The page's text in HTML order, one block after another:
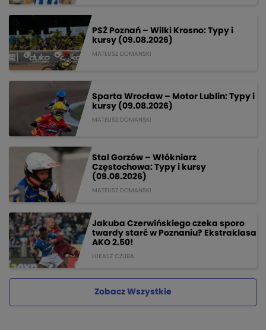
PSŻ Poznań – Wilki Krosno: Typy i
kursy (09.08.2026)
MATEUSZ DOMANSKI
Sparta Wrocław – Motor Lublin: Typy i
kursy (09.08.2026)
MATEUSZ DOMANSKI
Stal Gorzów – Włókniarz
Częstochowa: Typy i kursy
(09.08.2026)
MATEUSZ DOMANSKI
Jakuba Czerwińskiego czeka sporo
twardy starć w Poznaniu? Ekstraklasa
AKO 2.50!
ŁUKASZ CZUBA
Zobacz Wszystkie